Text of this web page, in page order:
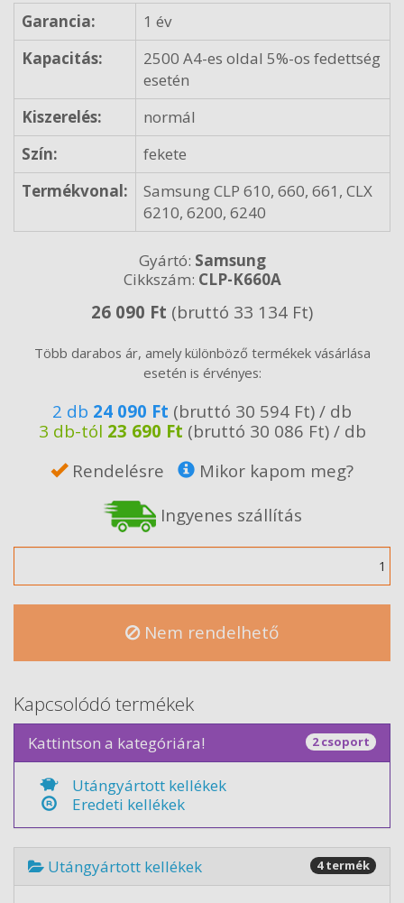
Garancia:
1 év
Kapacitás:
2500 A4-es oldal 5%-os fedettség
esetén
Kiszerelés:
normál
Szín:
fekete
Termékvonal:
Samsung CLP 610, 660, 661, CLX
6210, 6200, 6240
Gyártó: Samsung
Cikkszám: CLP-K660A
26 090 Ft (bruttó 33 134 Ft)
Több darabos ár, amely különböző termékek vásárlása
esetén is érvényes:
2 db 24 090 Ft (bruttó 30 594 Ft) / db
3 db-tól 23 690 Ft (bruttó 30 086 Ft) / db
Rendelésre
Mikor kapom meg?
Ingyenes szállítás
Nem rendelhető
Kapcsolódó termékek
Kattintson a kategóriára! 2 csoport
Utángyártott kellékek
Eredeti kellékek
Utángyártott kellékek 4 termék